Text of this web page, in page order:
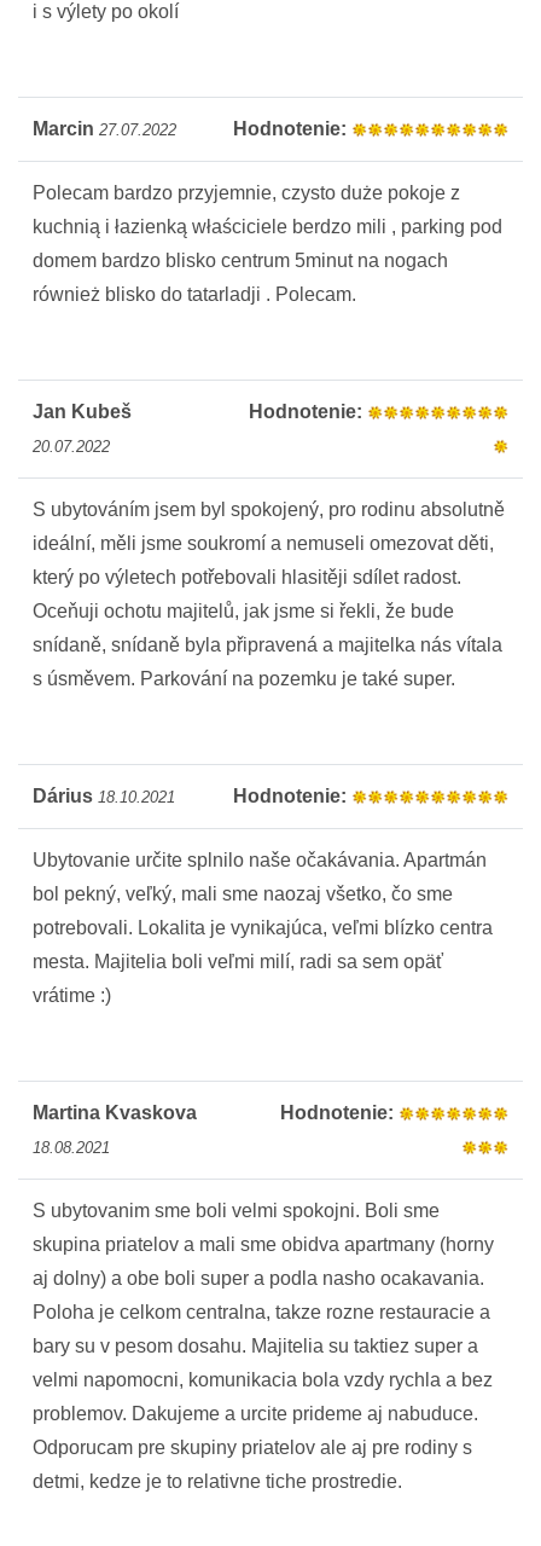
i s výlety po okolí
Marcin 27.07.2022 Hodnotenie:
Polecam bardzo przyjemnie, czysto duże pokoje z
kuchnią i łazienką właściciele berdzo mili , parking pod
domem bardzo blisko centrum 5minut na nogach
również blisko do tatarladji . Polecam.
Jan Kubeš
20.07.2022
Hodnotenie:
S ubytováním jsem byl spokojený, pro rodinu absolutně
ideální, měli jsme soukromí a nemuseli omezovat děti,
který po výletech potřebovali hlasitěji sdílet radost.
Oceňuji ochotu majitelů, jak jsme si řekli, že bude
snídaně, snídaně byla připravená a majitelka nás vítala
s úsměvem. Parkování na pozemku je také super.
Dárius 18.10.2021 Hodnotenie:
Ubytovanie určite splnilo naše očakávania. Apartmán
bol pekný, veľký, mali sme naozaj všetko, čo sme
potrebovali. Lokalita je vynikajúca, veľmi blízko centra
mesta. Majitelia boli veľmi milí, radi sa sem opäť
vrátime :)
Martina Kvaskova
18.08.2021
Hodnotenie:
S ubytovanim sme boli velmi spokojni. Boli sme
skupina priatelov a mali sme obidva apartmany (horny
aj dolny) a obe boli super a podla nasho ocakavania.
Poloha je celkom centralna, takze rozne restauracie a
bary su v pesom dosahu. Majitelia su taktiez super a
velmi napomocni, komunikacia bola vzdy rychla a bez
problemov. Dakujeme a urcite prideme aj nabuduce.
Odporucam pre skupiny priatelov ale aj pre rodiny s
detmi, kedze je to relativne tiche prostredie.